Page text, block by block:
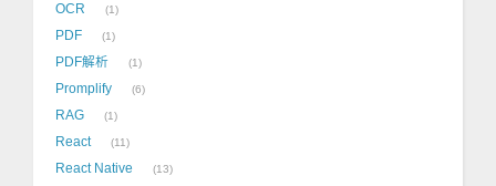
OCR 1
PDF 1
PDF解析 1
Promplify 6
RAG 1
React 11
React Native 13